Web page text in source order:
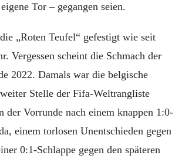
Tor – gegangen seien.
„Roten Teufel“ gefestigt wie seit
Vergessen scheint die Schmach der
2022. Damals war die belgische
Stelle der Fifa-Weltrangliste
der Vorrunde nach einem knappen 1:0-
einem torlosen Unentschieden gegen
0:1-Schlappe gegen den späteren